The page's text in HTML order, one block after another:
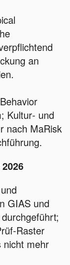
an
Kultur‑ und
nach MaRisk
GIAS und
nicht mehr